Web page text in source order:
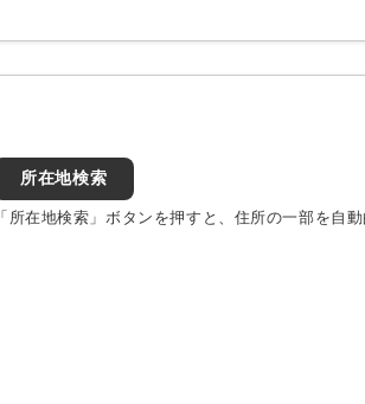
所在地検索
「所在地検索」ボタンを押すと、住所の一部を自動